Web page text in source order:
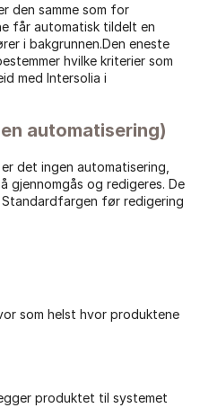
den samme som for
får automatisk tildelt en
i bakgrunnen.Den eneste
hvilke kriterier som
med Intersolia i
automatisering)
det ingen automatisering,
gjennomgås og redigeres. De
før redigering
som helst hvor produktene
produktet til systemet